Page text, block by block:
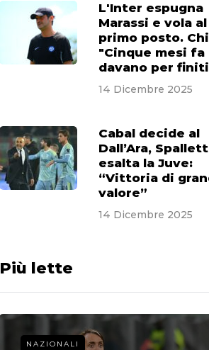
L'Inter espugna
Marassi e vola al
primo posto.
"Cinque mesi fa
davano per
14 Dicembre 2025
Cabal decide al
Dall’Ara,
esalta la Juve:
“Vittoria di
valore”
14 Dicembre 2025
Più lette
NAZIONALI